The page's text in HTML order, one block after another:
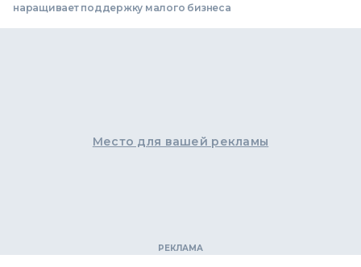
наращивает поддержку малого бизнеса
Место для вашей рекламы